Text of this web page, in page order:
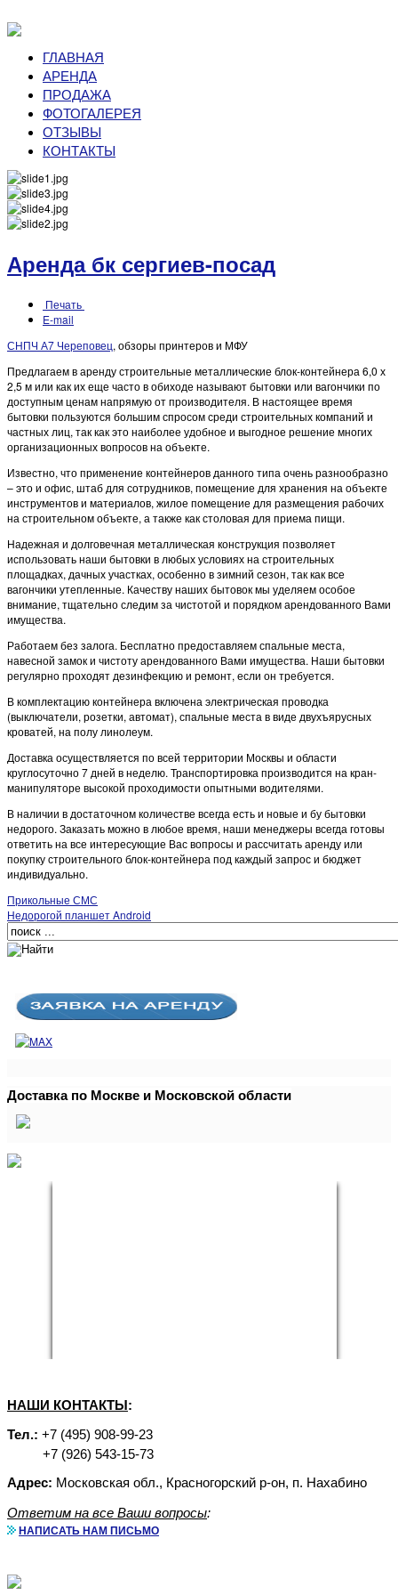
ГЛАВНАЯ
АРЕНДА
ПРОДАЖА
ФОТОГАЛЕРЕЯ
ОТЗЫВЫ
КОНТАКТЫ
Аренда бк сергиев-посад
Печать
E-mail
СНПЧ А7 Череповец, обзоры принтеров и МФУ
Предлагаем в аренду строительные металлические блок-контейнера 6,0 х
2,5 м или как их еще часто в обиходе называют бытовки или вагончики по
доступным ценам напрямую от производителя. В настоящее время
бытовки пользуются большим спросом среди строительных компаний и
частных лиц, так как это наиболее удобное и выгодное решение многих
организационных вопросов на объекте.
Известно, что применение контейнеров данного типа очень разнообразно
– это и офис, штаб для сотрудников, помещение для хранения на объекте
инструментов и материалов, жилое помещение для размещения рабочих
на строительном объекте, а также как столовая для приема пищи.
Надежная и долговечная металлическая конструкция позволяет
использовать наши бытовки в любых условиях на строительных
площадках, дачных участках, особенно в зимний сезон, так как все
вагончики утепленные. Качеству наших бытовок мы уделяем особое
внимание, тщательно следим за чистотой и порядком арендованного Вами
имущества.
Работаем без залога. Бесплатно предоставляем спальные места,
навесной замок и чистоту арендованного Вами имущества. Наши бытовки
регулярно проходят дезинфекцию и ремонт, если он требуется.
В комплектацию контейнера включена электрическая проводка
(выключатели, розетки, автомат), спальные места в виде двухъярусных
кроватей, на полу линолеум.
Доставка осуществляется по всей территории Москвы и области
круглосуточно 7 дней в неделю. Транспортировка производится на кран-
манипуляторе высокой проходимости опытными водителями.
В наличии в достаточном количестве всегда есть и новые и бу бытовки
недорого. Заказать можно в любое время, наши менеджеры всегда готовы
ответить на все интересующие Вас вопросы и рассчитать аренду или
покупку строительного блок-контейнера под каждый запрос и бюджет
индивидуально.
Прикольные СМС
Недорогой планшет Android
Доставка по Москве и Московской области
НАШИ КОНТАКТЫ:
Тел.: +7 (495) 908-99-23
+7 (926) 543-15-73
Адрес: Московская обл., Красногорский р-он, п. Нахабино
Ответим на все Ваши вопросы:
НАПИСАТЬ НАМ ПИСЬМО